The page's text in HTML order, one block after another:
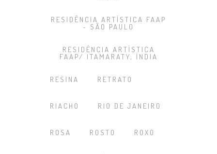
RESIDÊNCIA ARTÍSTICA FAAP
- SÃO PAULO
RESIDÊNCIA ARTÍSTICA
FAAP/ ITAMARATY, ÍNDIA
RESINA RETRATO
RIACHO RIO DE JANEIRO
ROSA ROSTO ROXO